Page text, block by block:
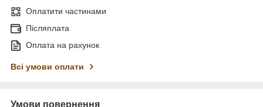
Оплатити частинами
Післяплата
Оплата на рахунок
Всі умови оплати
Умови повернення